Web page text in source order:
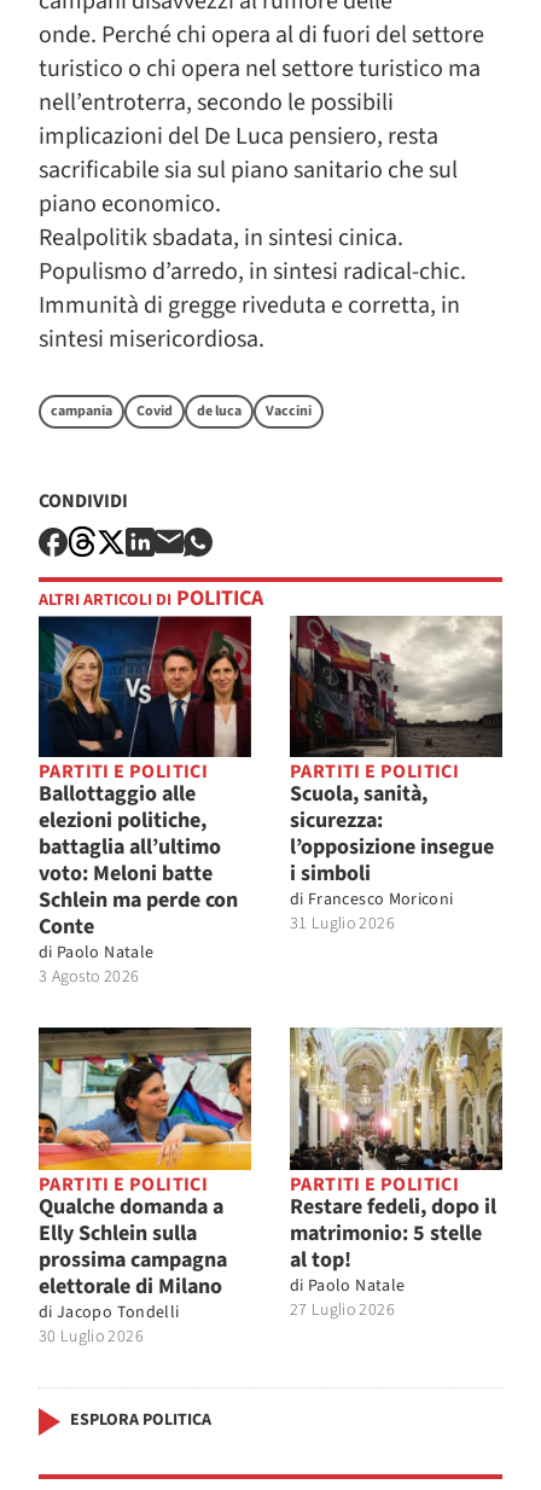
onde. Perché chi opera al di fuori del settore
turistico o chi opera nel settore turistico ma
nell’entroterra, secondo le possibili
implicazioni del De Luca pensiero, resta
sacrificabile sia sul piano sanitario che sul
piano economico.
Realpolitik sbadata, in sintesi cinica.
Populismo d’arredo, in sintesi radical-chic.
Immunità di gregge riveduta e corretta, in
sintesi misericordiosa.
campania Covid de luca Vaccini
CONDIVIDI
ALTRI ARTICOLI DI POLITICA
PARTITI E POLITICI
Ballottaggio alle
elezioni politiche,
battaglia all’ultimo
voto: Meloni batte
Schlein ma perde con
Conte
di Paolo Natale
3 Agosto 2026
PARTITI E POLITICI
Scuola, sanità,
sicurezza:
l’opposizione insegue
i simboli
di Francesco Moriconi
31 Luglio 2026
PARTITI E POLITICI
Qualche domanda a
Elly Schlein sulla
prossima campagna
elettorale di Milano
di Jacopo Tondelli
30 Luglio 2026
PARTITI E POLITICI
Restare fedeli, dopo il
matrimonio: 5 stelle
al top!
di Paolo Natale
27 Luglio 2026
ESPLORA POLITICA